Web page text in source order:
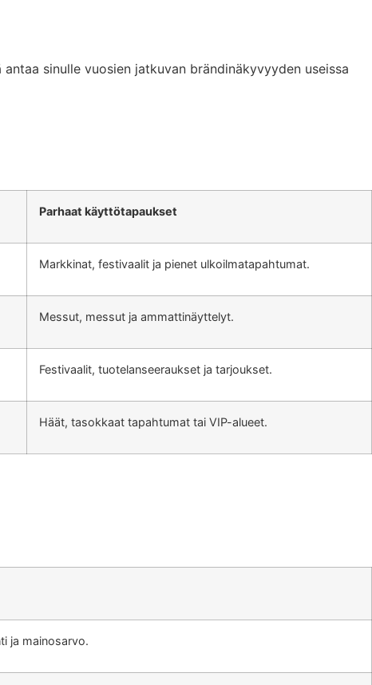
sinulle vuosien jatkuvan brändinäkyvyyden useissa
Parhaat käyttötapaukset
Markkinat, festivaalit ja pienet ulkoilmatapahtumat.
Messut, messut ja ammattinäyttelyt.
Festivaalit, tuotelanseeraukset ja tarjoukset.
Häät, tasokkaat tapahtumat tai VIP-alueet.
ja mainosarvo.